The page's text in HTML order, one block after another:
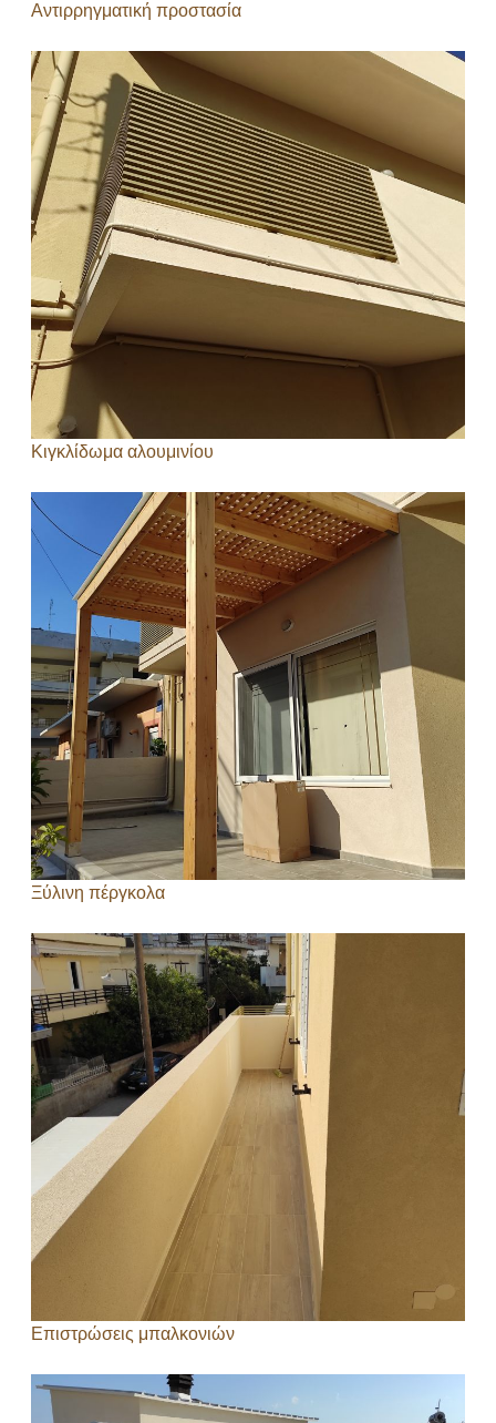
Αντιρρηγματική προστασία
Κιγκλίδωμα αλουμινίου
Ξύλινη πέργκολα
Επιστρώσεις μπαλκονιών